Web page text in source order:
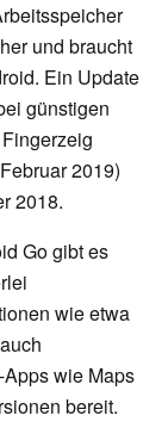
und braucht
Ein Update
günstigen
2019)
2018.
Go gibt es
wie etwa
wie Maps
bereit.